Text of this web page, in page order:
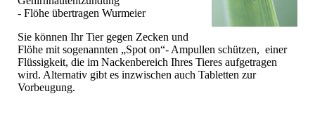
- Flöhe übertragen Wurmeier
Sie können Ihr Tier gegen Zecken und
Flöhe mit sogenannten „Spot on“- Ampullen schützen, einer
Flüssigkeit, die im Nackenbereich Ihres Tieres aufgetragen
wird. Alternativ gibt es inzwischen auch Tabletten zur
Vorbeugung.